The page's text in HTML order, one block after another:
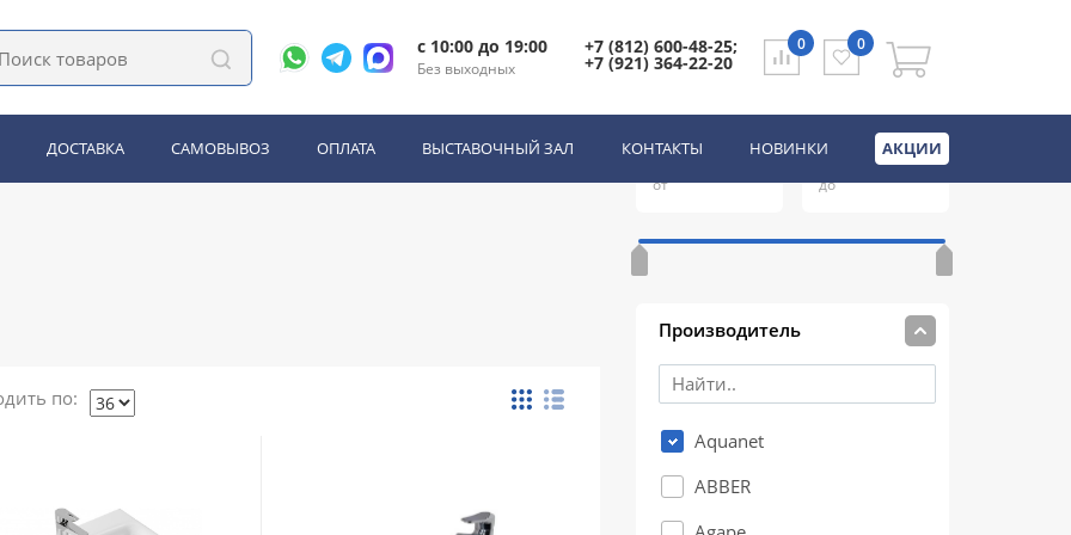
c 10:00 до 19:00
Без выходных
+7 (812) 600-48-25;
+7 (921) 364-22-20
0 0
ДОСТАВКА САМОВЫВОЗ ОПЛАТА ВЫСТАВОЧНЫЙ ЗАЛ КОНТАКТЫ НОВИНКИ АКЦИИ
Aquanet
от до
Производитель
Aquanet
ABBER
по: